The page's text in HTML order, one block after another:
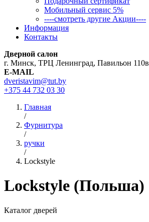
Мобильный сервис 5%
----смотреть другие Акции----
Информация
Контакты
Дверной салон
г. Минск, ТРЦ Ленинград, Павильон 110в
E-MAIL
dveristavim@tut.by
+375 44 732 03 30
Главная
/
Фурнитура
/
ручки
/
Lockstyle
Lockstyle (Польша)
Каталог дверей